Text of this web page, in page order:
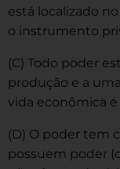
está localizado
o instrumento
(C) Todo poder
produção e a
vida econômica
(D) O poder tem
possuem poder